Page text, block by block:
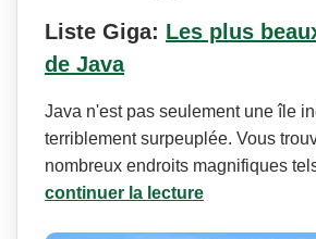
Liste Giga: Les plus
de Java
Java n'est pas seulement une île
terriblement surpeuplée. Vous
nombreux endroits magnifiques
continuer la lecture